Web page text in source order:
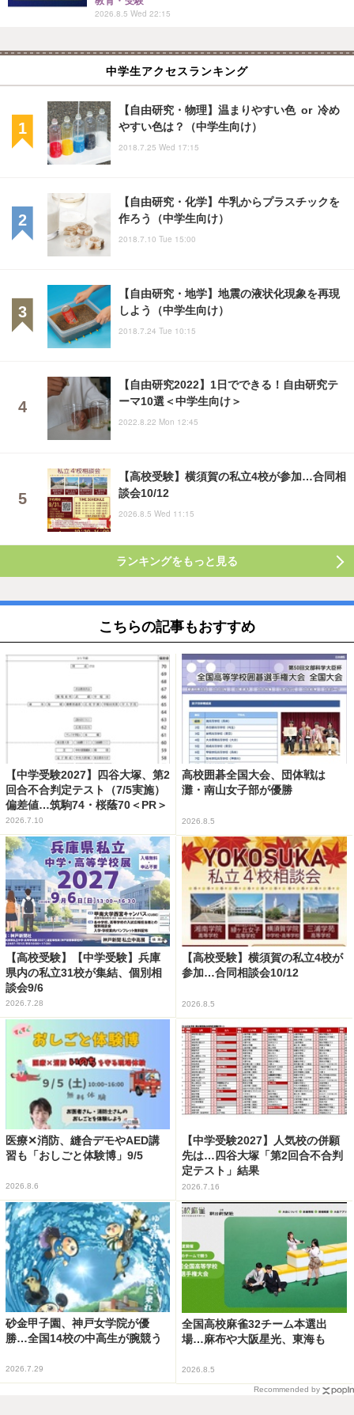
2026.8.5 Wed 22:15
中学生アクセスランキング
【自由研究・物理】温まりやすい色 or 冷め
やすい色は？（中学生向け）
2018.7.25 Wed 17:15
【自由研究・化学】牛乳からプラスチックを
作ろう（中学生向け）
2018.7.10 Tue 15:00
【自由研究・地学】地震の液状化現象を再現
しよう（中学生向け）
2018.7.24 Tue 10:15
【自由研究2022】1日でできる！自由研究テ
ーマ10選＜中学生向け＞
2022.8.22 Mon 12:45
【高校受験】横須賀の私立4校が参加…合同相
談会10/12
2026.8.5 Wed 11:15
ランキングをもっと見る
こちらの記事もおすすめ
【中学受験2027】四谷大塚、第2
回合不合判定テスト（7/5実施）
偏差値…筑駒74・桜蔭70＜PR＞
2026.7.10
高校囲碁全国大会、団体戦は
灘・南山女子部が優勝
2026.8.5
【高校受験】【中学受験】兵庫
県内の私立31校が集結、個別相
談会9/6
2026.7.28
【高校受験】横須賀の私立4校が
参加…合同相談会10/12
2026.8.5
医療✕消防、縫合デモやAED講
習も「おしごと体験博」9/5
2026.8.6
【中学受験2027】人気校の併願
先は…四谷大塚「第2回合不合判
定テスト」結果
2026.7.16
砂金甲子園、神戸女学院が優
勝…全国14校の中高生が腕競う
2026.7.29
全国高校麻雀32チーム本選出
場…麻布や大阪星光、東海も
2026.8.5
Recommended by